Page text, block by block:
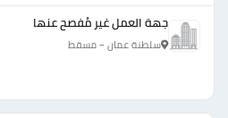
جهة العمل غير مُفصح عنها
سلطنة عمان - مسقط